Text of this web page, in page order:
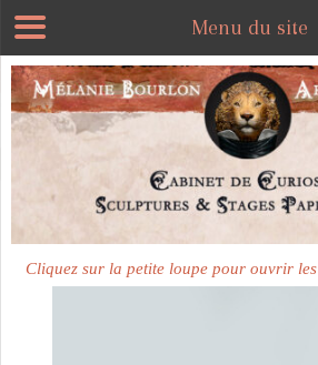
Plus disponible
Cliquez sur la petite loupe pour ouvrir
Menu du site